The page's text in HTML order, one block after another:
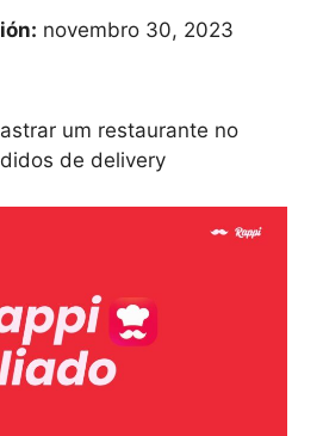
novembro 30, 2023
um restaurante no
de delivery